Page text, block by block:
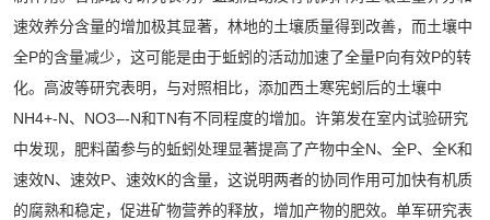
速效养分含量的增加极其显著，林地的土壤质量得到改善，而土壤中
全P的含量减少，这可能是由于蚯蚓的活动加速了全量P向有效P的转
化。高波等研究表明，与对照相比，添加西土寒宪蚓后的土壤中
NH4+-N、NO3–-N和TN有不同程度的增加。许第发在室内试验研究
中发现，肥料菌参与的蚯蚓处理显著提高了产物中全N、全P、全K和
速效N、速效P、速效K的含量，这说明两者的协同作用可加快有机质
的腐熟和稳定，促进矿物营养的释放，增加产物的肥效。单军研究表